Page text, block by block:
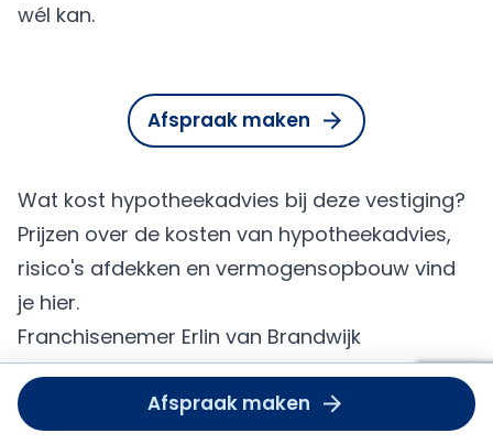
wél kan.
Afspraak maken
Wat kost hypotheekadvies bij deze vestiging?
Prijzen over de kosten van hypotheekadvies,
risico's afdekken en vermogensopbouw vind
je hier.
Franchisenemer Erlin van Brandwijk
Erlin van Brandwijk heeft al sinds 1998 zijn
Hypotheek Visie in Almelo. Hij ervaart nog
Afspraak maken
Om
dient